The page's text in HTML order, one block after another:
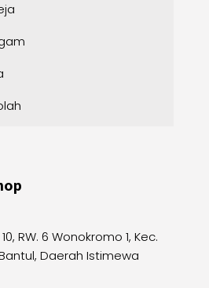
RW. 6 Wonokromo 1, Kec.
Daerah Istimewa